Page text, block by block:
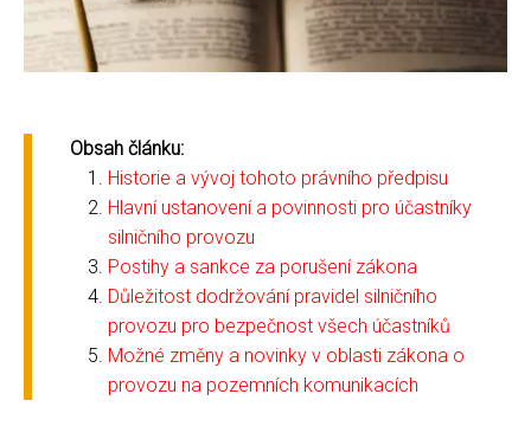
Obsah článku:
Historie a vývoj tohoto právního předpisu
Hlavní ustanovení a povinnosti pro účastníky
silničního provozu
Postihy a sankce za porušení zákona
Důležitost dodržování pravidel silničního
provozu pro bezpečnost všech účastníků
Možné změny a novinky v oblasti zákona o
provozu na pozemních komunikacích